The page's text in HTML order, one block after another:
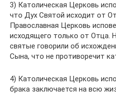
3) Католическая Церковь
что Дух Святой исходит от
Православная Церковь
исходящего только от Отца.
святые говорили об
Сына, что не противоречит
4) Католическая Церковь
брака заключается на всю